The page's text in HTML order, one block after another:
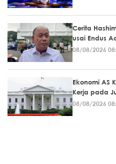
Cerita
usai Endus
08/08/2026
Ekonomi AS
Kerja pada
08/08/2026